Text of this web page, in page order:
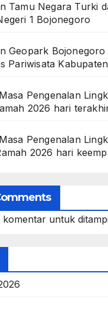
Tamu Negara Turki
1 Bojonegoro
Geopark
Pariwisata
Pengenalan
2026 hari
Pengenalan
2026 hari
komentar untuk